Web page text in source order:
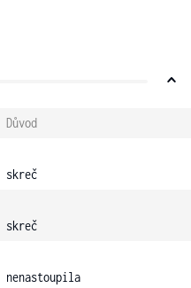
Důvod
skreč
skreč
nenastoupila